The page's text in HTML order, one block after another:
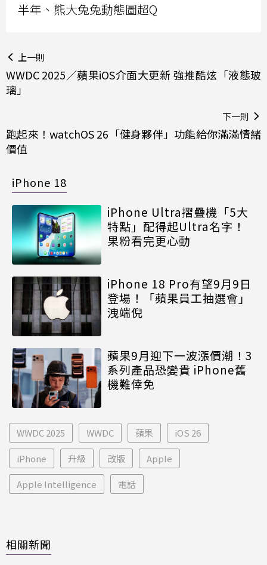
半年、熊大兔兔動態圖超Q
上一則
WWDC 2025／蘋果iOS介面大更新 強推酷炫「液態玻
璃」
下一則
跑起來！watchOS 26「健身夥伴」功能給你滿滿情緒
價值
iPhone 18
iPhone Ultra摺疊機「5大
特點」配得起Ultra名字！
果粉看完更心動
iPhone 18 Pro有望9月9日
登場！「蘋果員工抽選會」
洩端倪
蘋果9月迎下一波漲價潮！3
系列產品恐變貴 iPhone舊
機難倖免
WWDC 2025 WWDC 蘋果 iOS 26
iPhone 升級 改版 Apple
Apple Intelligence 電話
相關新聞